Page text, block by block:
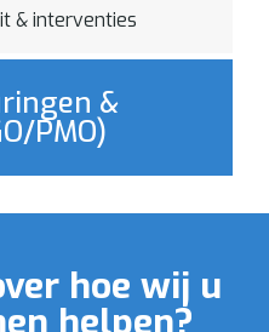
& interventies
&
PMO)
hoe wij u
helpen?